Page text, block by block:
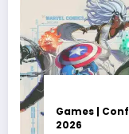
Games |
2026